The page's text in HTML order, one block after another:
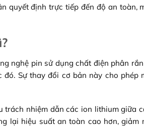
quyết định trực tiếp đến độ an toàn,
nghệ pin sử dụng chất điện phân
Sự thay đổi cơ bản này cho phép
nhiệm dẫn các ion lithium giữa
lại hiệu suất an toàn cao hơn, giảm